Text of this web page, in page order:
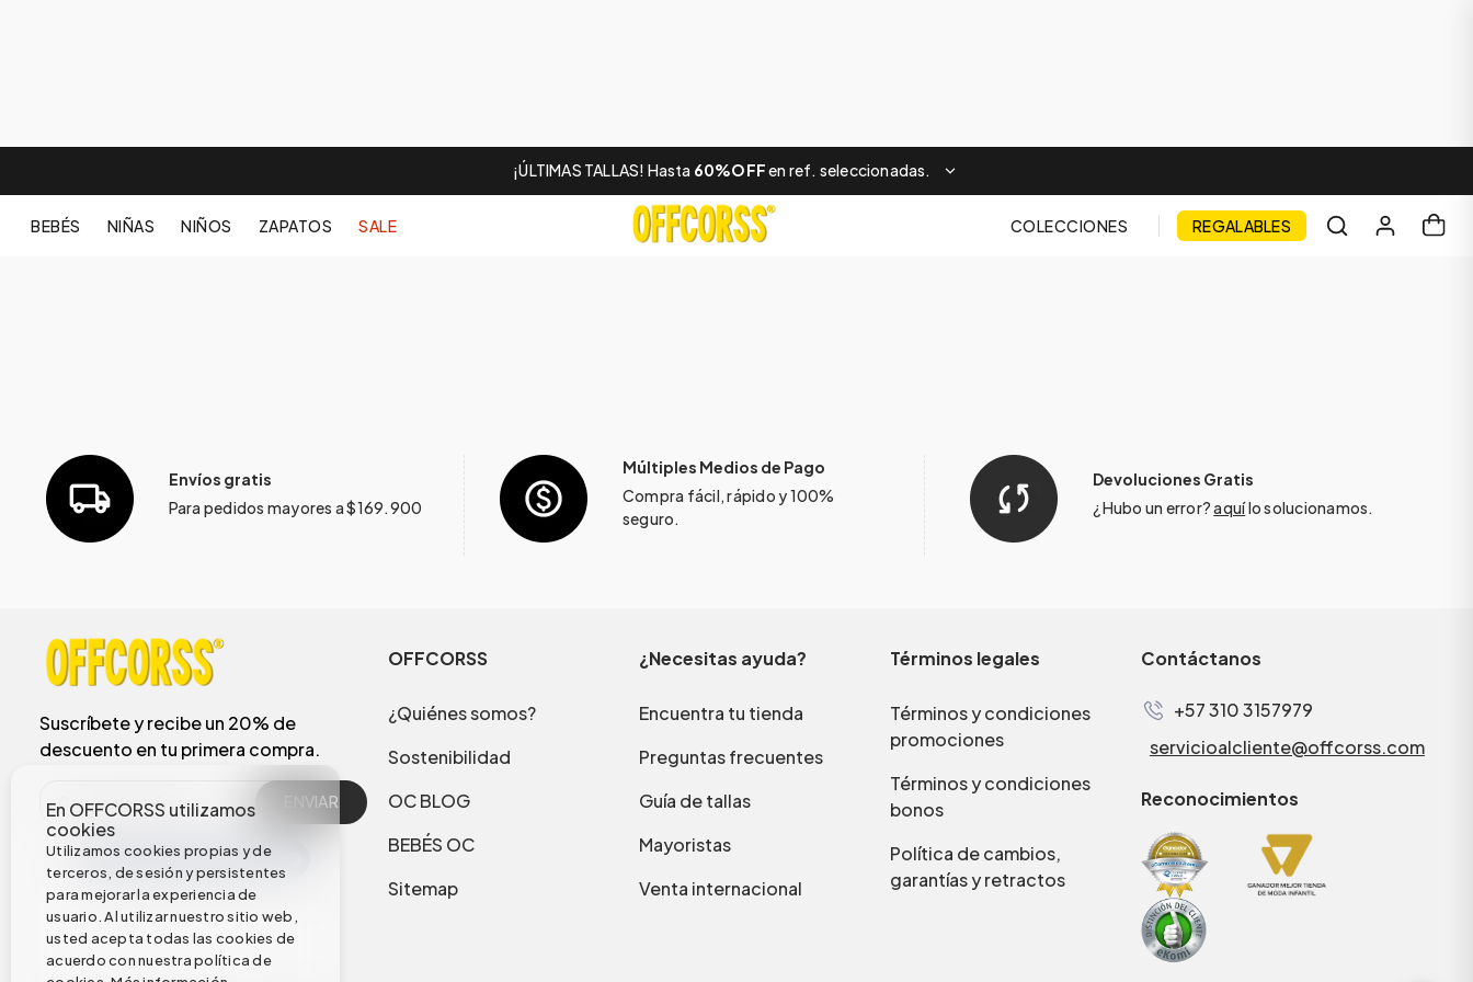
¡ÚLTIMAS TALLAS! Hasta 60%OFFen ref. seleccionadas.
BEBÉS NIÑAS NIÑOS ZAPATOS SALE COLECCIONES REGALABLES
En OFFCORSS utilizamos
cookies
Utilizamos cookies propias y de
terceros, de sesión y persistentes
para mejorar la experiencia de
usuario. Al utilizar nuestro sitio web,
usted acepta todas las cookies de
acuerdo con nuestra política de
Envíos gratis
Para pedidos mayores a $169.900
Múltiples Medios de Pago
Compra fácil, rápido y 100%
seguro.
Devoluciones Gratis
¿Hubo un error?aquílo solucionamos.
Suscríbete y recibe un 20% de
descuento en tu primera compra.
ENVIAR
OFFCORSS
¿Quiénes somos?
Sostenibilidad
OC BLOG
BEBÉS OC
Sitemap
¿Necesitas ayuda?
Encuentra tu tienda
Preguntas frecuentes
Guía de tallas
Mayoristas
Venta internacional
Términos legales
Términos y condiciones
promociones
Términos y condiciones
bonos
Política de cambios,
garantías y retractos
Contáctanos
+57 310 3157979
servicioalcliente@offcorss.com
Reconocimientos